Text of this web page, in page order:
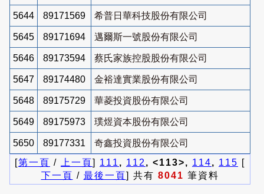
5644 89171569 希普日華科技股份有限公司
5645 89171694 邁爾斯一號股份有限公司
5646 89173594 蔡氏家族控股股份有限公司
5647 89174480 金裕達實業股份有限公司
5648 89175729 華菱投資股份有限公司
5649 89175973 璞煜資本股份有限公司
5650 89177331
奇鑫投資股份有限公司
[第一頁 / 上一頁] 111 , 112 , <113>, 114, 115 [
下一頁 / 最後一頁] 共有 8041 筆資料